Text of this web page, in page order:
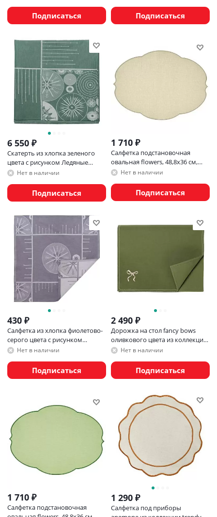
Подписаться Подписаться
6 550 ₽
Скатерть из хлопка зеленого
цвета с рисунком Ледяные
узоры из коллекции new year
Нет в наличии
Подписаться
1 710 ₽
Салфетка подстановочная
овальная flowers, 48,8х36 см,
сераяНет в наличии
Подписаться
430 ₽
Салфетка из хлопка фиолетово-
серого цвета с рисунком
Ледяные узоры, new year
Нет в наличии
Подписаться
2 490 ₽
Дорожка на стол fancy bows
оливкового цвета из коллекции
essential, 45x150 см
Нет в наличии
Подписаться
1 710 ₽
Салфетка подстановочная
1 290 ₽
Салфетка под приборы